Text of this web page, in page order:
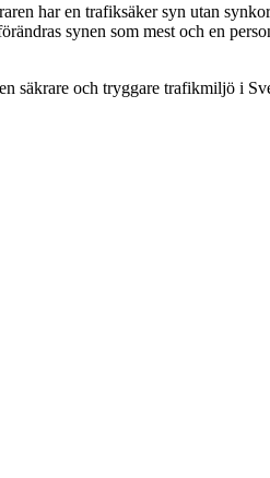
har en trafiksäker syn utan
synen som mest och en
säkrare och tryggare trafikmiljö i